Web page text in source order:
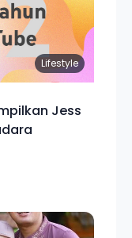
Lifestyle
Jess